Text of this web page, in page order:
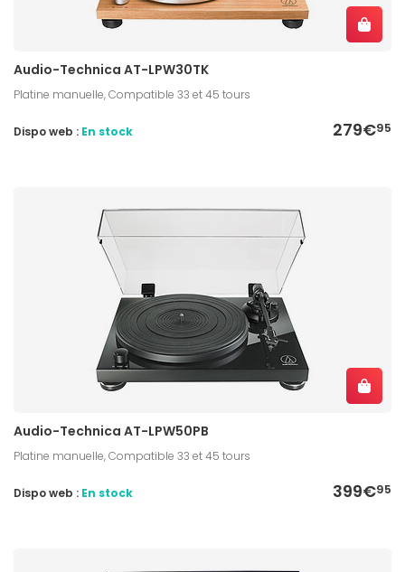
Audio-Technica AT-LPW30TK
Platine manuelle, Compatible 33 et 45 tours
279€95
Dispo web : En stock
Audio-Technica AT-LPW50PB
Platine manuelle, Compatible 33 et 45 tours
399€95
Dispo web : En stock